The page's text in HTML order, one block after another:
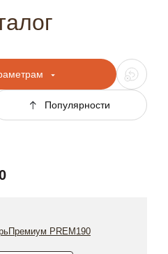
Популярности